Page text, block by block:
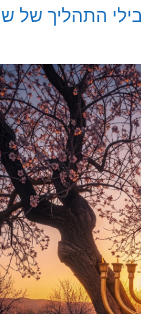
התהליך של